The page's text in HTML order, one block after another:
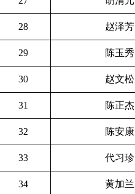
28 赵泽芳
29 陈玉秀
30 赵文松
31 陈正杰
32 陈安康
33 代习珍
34 黄加兰